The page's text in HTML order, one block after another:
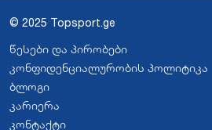
© 2025 Topsport.ge
წესები და პირობები
კონფიდენციალურობის პოლიტიკა
ბლოგი
კარიერა
კონტაქტი